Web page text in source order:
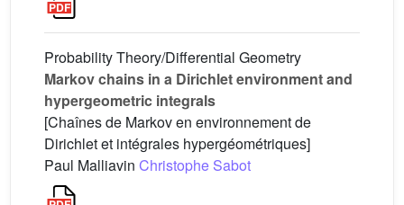
Probability Theory/Differential Geometry
Markov chains in a Dirichlet environment and
hypergeometric integrals
[Chaînes de Markov en environnement de
Dirichlet et intégrales hypergéométriques]
Paul Malliavin Christophe Sabot